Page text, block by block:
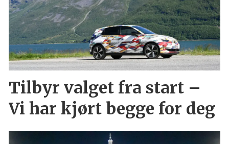
Tilbyr valget fra start –
Vi har kjørt begge for deg